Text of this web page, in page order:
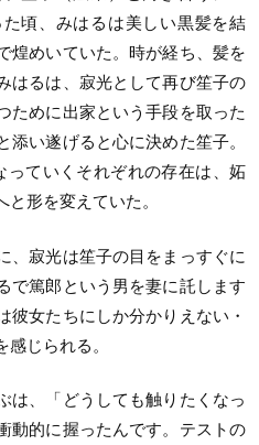
頃、みはるは美しい黒髪を結
煌めいていた。時が経ち、髪を
はるは、寂光として再び笙子の
ために出家という手段を取った
い遂げると心に決めた笙子。
っていくそれぞれの存在は、妬
形を変えていた。
、寂光は笙子の目をまっすぐに
で篤郎という男を妻に託します
彼女たちにしか分かりえない・
じられる。
は、「どうしても触りたくなっ
動的に握ったんです。テストの